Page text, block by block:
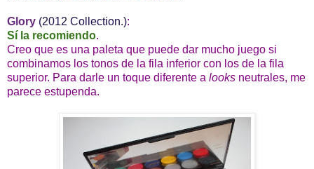
Glory (2012 Collection.):
Sí la recomiendo.
Creo que es una paleta que puede dar mucho juego si
combinamos los tonos de la fila inferior con los de la fila
superior. Para darle un toque diferente a looks neutrales, me
parece estupenda.